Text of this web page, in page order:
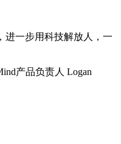
进一步用科技解放人，一
产品负责人 Logan